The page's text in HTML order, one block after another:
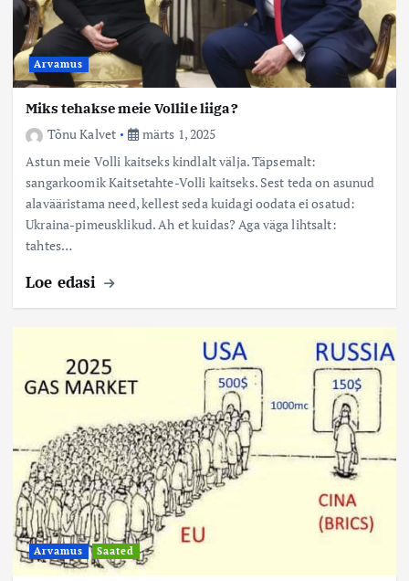
Arvamus
Miks tehakse meie Vollile liiga?
Tõnu Kalvet
märts 1, 2025
Astun meie Volli kaitseks kindlalt välja. Täpsemalt:
sangarkoomik Kaitsetahte-Volli kaitseks. Sest teda on asunud
alavääristama need, kellest seda kuidagi oodata ei osatud:
Ukraina-pimeusklikud. Ah et kuidas? Aga väga lihtsalt:
tahtes…
Loe edasi
Arvamus Saated